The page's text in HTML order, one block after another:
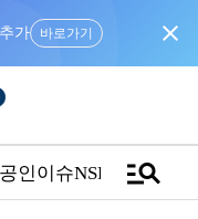
가 바로가기 close
인이슈NSPTVmanage_search